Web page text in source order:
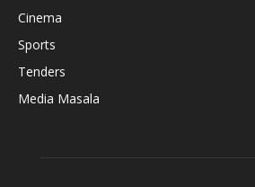
Cinema
Sports
Tenders
Media Masala